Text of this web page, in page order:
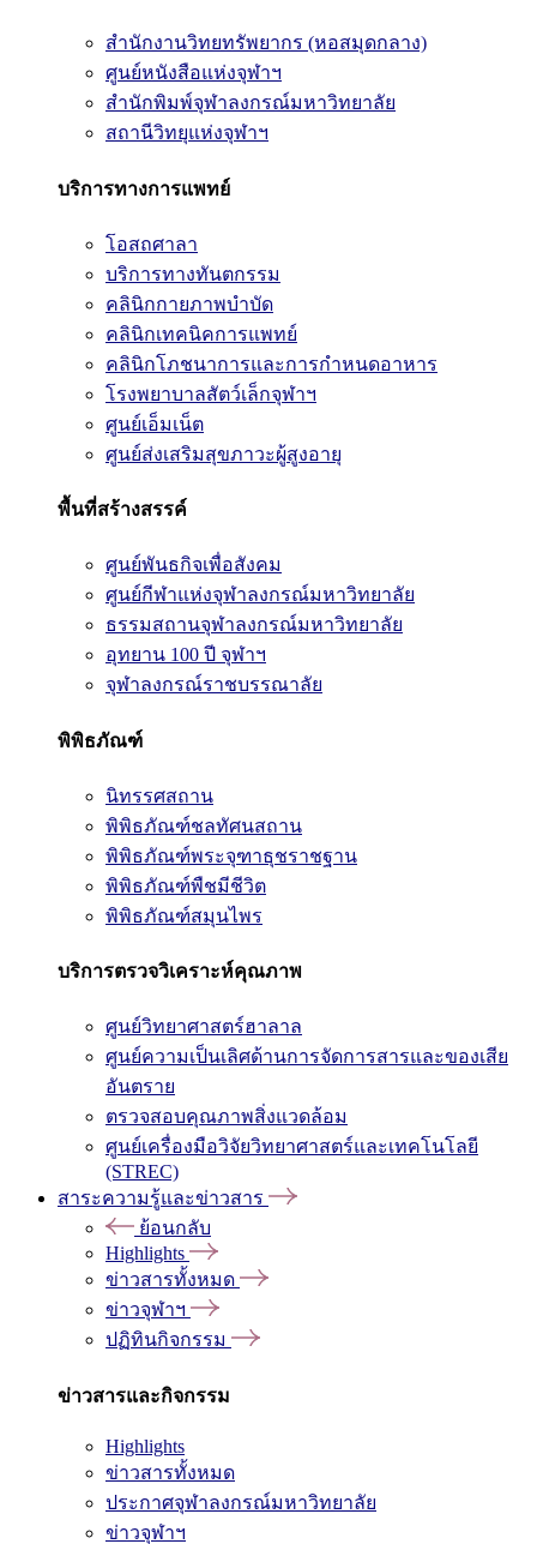
สำนักงานวิทยทรัพยากร (หอสมุดกลาง)
ศูนย์หนังสือแห่งจุฬาฯ
สำนักพิมพ์จุฬาลงกรณ์มหาวิทยาลัย
สถานีวิทยุแห่งจุฬาฯ
บริการทางการแพทย์
โอสถศาลา
บริการทางทันตกรรม
คลินิกกายภาพบำบัด
คลินิกเทคนิคการแพทย์
คลินิกโภชนาการและการกำหนดอาหาร
โรงพยาบาลสัตว์เล็กจุฬาฯ
ศูนย์เอ็มเน็ต
ศูนย์ส่งเสริมสุขภาวะผู้สูงอายุ
พื้นที่สร้างสรรค์
ศูนย์พันธกิจเพื่อสังคม
ศูนย์กีฬาแห่งจุฬาลงกรณ์มหาวิทยาลัย
ธรรมสถานจุฬาลงกรณ์มหาวิทยาลัย
อุทยาน 100 ปี จุฬาฯ
จุฬาลงกรณ์ราชบรรณาลัย
พิพิธภัณฑ์
นิทรรศสถาน
พิพิธภัณฑ์ชลทัศนสถาน
พิพิธภัณฑ์พระจุฑาธุชราชฐาน
พิพิธภัณฑ์พืชมีชีวิต
พิพิธภัณฑ์สมุนไพร
บริการตรวจวิเคราะห์คุณภาพ
ศูนย์วิทยาศาสตร์ฮาลาล
ศูนย์ความเป็นเลิศด้านการจัดการสารและของเสีย
อันตราย
ตรวจสอบคุณภาพสิ่งแวดล้อม
ศูนย์เครื่องมือวิจัยวิทยาศาสตร์และเทคโนโลยี
(STREC)
สาระความรู้และข่าวสาร
ย้อนกลับ
Highlights
ข่าวสารทั้งหมด
ข่าวจุฬาฯ
ปฏิทินกิจกรรม
ข่าวสารและกิจกรรม
Highlights
ข่าวสารทั้งหมด
ประกาศจุฬาลงกรณ์มหาวิทยาลัย
ข่าวจุฬาฯ